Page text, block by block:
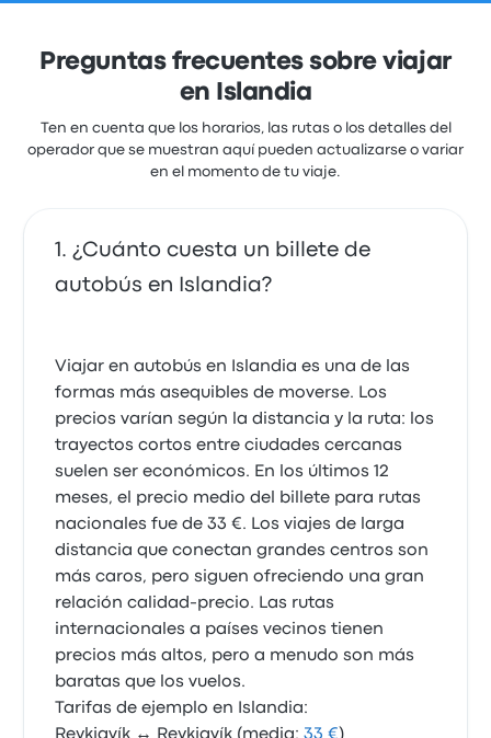
Preguntas frecuentes sobre viajar
en Islandia
Ten en cuenta que los horarios, las rutas o los detalles del
operador que se muestran aquí pueden actualizarse o variar
en el momento de tu viaje.
¿Cuánto cuesta un billete de
autobús en Islandia?
Viajar en autobús en Islandia es una de las
formas más asequibles de moverse. Los
precios varían según la distancia y la ruta: los
trayectos cortos entre ciudades cercanas
suelen ser económicos. En los últimos 12
meses, el precio medio del billete para rutas
nacionales fue de 33 €. Los viajes de larga
distancia que conectan grandes centros son
más caros, pero siguen ofreciendo una gran
relación calidad-precio. Las rutas
internacionales a países vecinos tienen
precios más altos, pero a menudo son más
baratas que los vuelos.
Tarifas de ejemplo en Islandia:
Reykjavík ↔ Reykjavík (media:33 € )